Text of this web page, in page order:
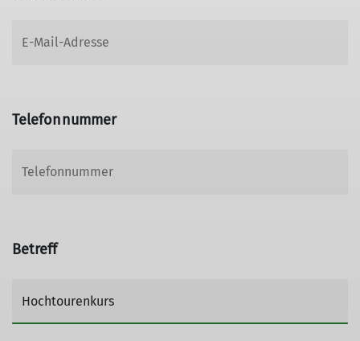
Telefonnummer
Betreff